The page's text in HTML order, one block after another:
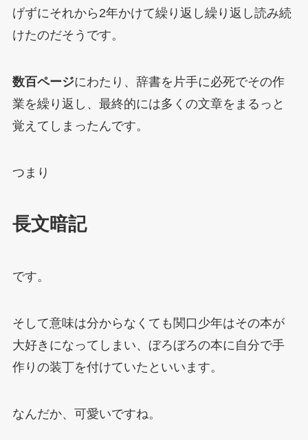
げずにそれから2年かけて繰り返し繰り返し読み続
けたのだそうです。
数百ページにわたり、辞書を片手に必死でその作
業を繰り返し、最終的には多くの文章をまるっと
覚えてしまったんです。
つまり
長文暗記
です。
そして意味は分からなくても関口少年はその本が
大好きになってしまい、ぼろぼろの本に自分で手
作りの装丁を付けていたといいます。
なんだか、可愛いですね。